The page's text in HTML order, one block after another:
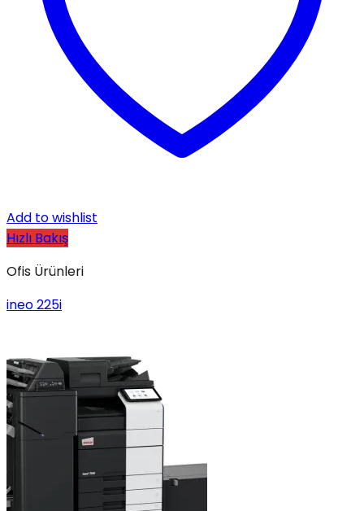
Add to wishlist
Hızlı Bakış
Ofis Ürünleri
ineo 225i